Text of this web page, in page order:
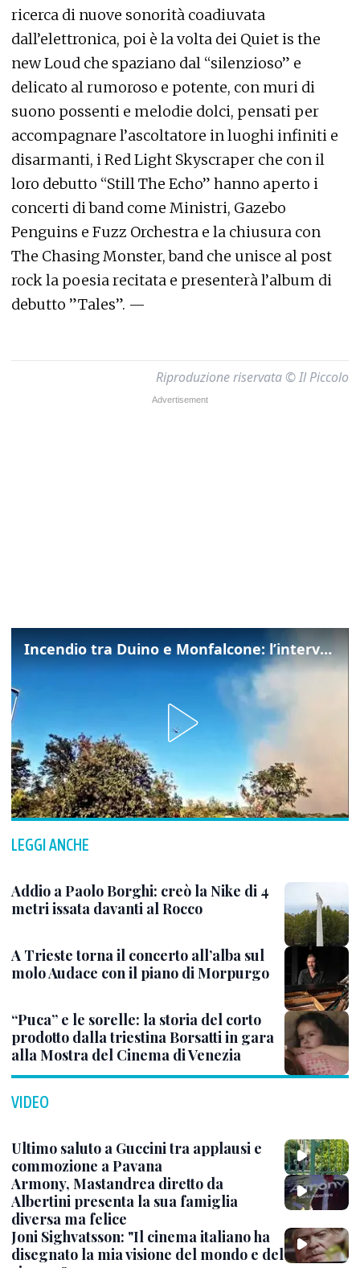
ricerca di nuove sonorità coadiuvata
dall’elettronica, poi è la volta dei Quiet is the
new Loud che spaziano dal “silenzioso” e
delicato al rumoroso e potente, con muri di
suono possenti e melodie dolci, pensati per
accompagnare l’ascoltatore in luoghi infiniti e
disarmanti, i Red Light Skyscraper che con il
loro debutto “Still The Echo” hanno aperto i
concerti di band come Ministri, Gazebo
Penguins e Fuzz Orchestra e la chiusura con
The Chasing Monster, band che unisce al post
rock la poesia recitata e presenterà l’album di
debutto ”Tales”. —
Riproduzione riservata © Il Piccolo
Incendio tra Duino e Monfalcone: l’intervento dei vigili del fuoco
LEGGI ANCHE
Addio a Paolo Borghi: creò la Nike di 4
metri issata davanti al Rocco
A Trieste torna il concerto all’alba sul
molo Audace con il piano di Morpurgo
“Puca” e le sorelle: la storia del corto
prodotto dalla triestina Borsatti in gara
alla Mostra del Cinema di Venezia
VIDEO
Ultimo saluto a Guccini tra applausi e
commozione a Pavana
Armony, Mastandrea diretto da
Albertini presenta la sua famiglia
diversa ma felice
Joni Sighvatsson: "Il cinema italiano ha
disegnato la mia visione del mondo e del